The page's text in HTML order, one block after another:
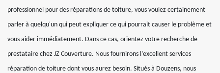
professionnel pour des réparations de toiture, vous voulez certainement
parler à quelqu'un qui peut expliquer ce qui pourrait causer le problème et
vous aider immédiatement. Dans ce cas, orientez votre recherche de
prestataire chez JZ Couverture. Nous fournirons l’excellent services
réparation de toiture dont vous aurez besoin. Situés à Douzens, nous